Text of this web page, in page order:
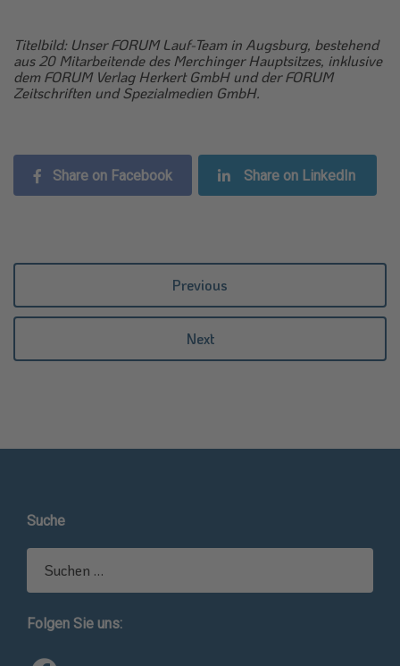
Titelbild: Unser FORUM Lauf-Team in Augsburg, bestehend
aus 20 Mitarbeitende des Merchinger Hauptsitzes, inklusive
dem FORUM Verlag Herkert GmbH und der FORUM
Zeitschriften und Spezialmedien GmbH.
Share on Facebook Share on LinkedIn
Previous
Next
Suche
Suchen
nach:
Folgen Sie uns: